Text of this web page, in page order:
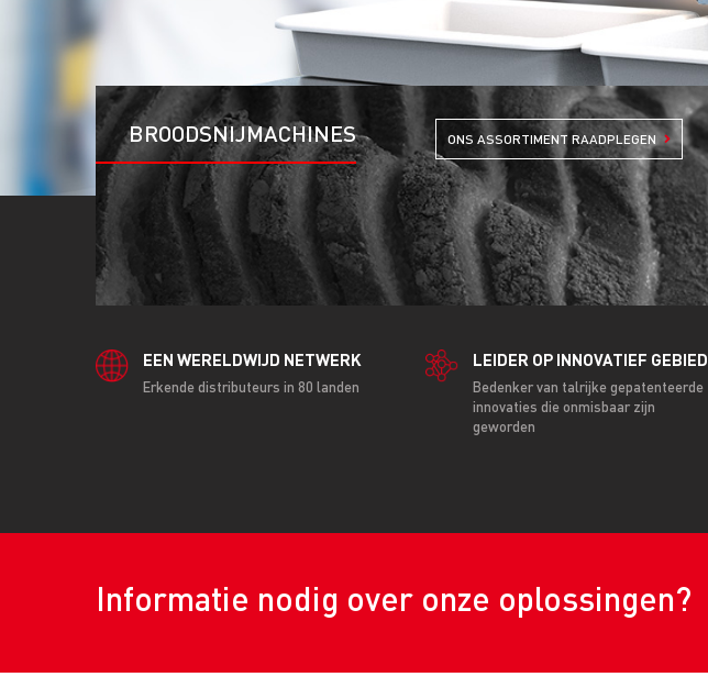
BROODSNIJMACHINES ONS ASSORTIMENT RAADPLEGEN
EEN WERELDWIJD NETWERK
Erkende distributeurs in 80 landen
LEIDER OP INNOVATIEF GEBIED
Bedenker van talrijke gepatenteerde
innovaties die onmisbaar zijn
geworden
Informatie nodig over onze oplossingen?